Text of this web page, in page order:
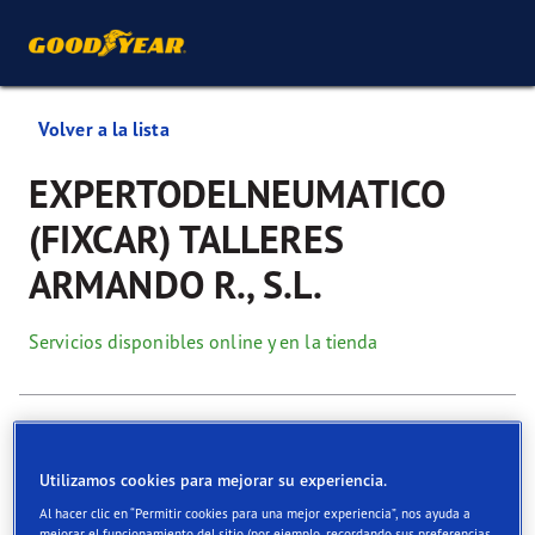
Volver a la lista
EXPERTODELNEUMATICO
(FIXCAR) TALLERES
ARMANDO R., S.L.
Servicios disponibles online y en la tienda
Información de contacto Neumáticos Servicios
Utilizamos cookies para mejorar su experiencia.
Al hacer clic en “Permitir cookies para una mejor experiencia”, nos ayuda a